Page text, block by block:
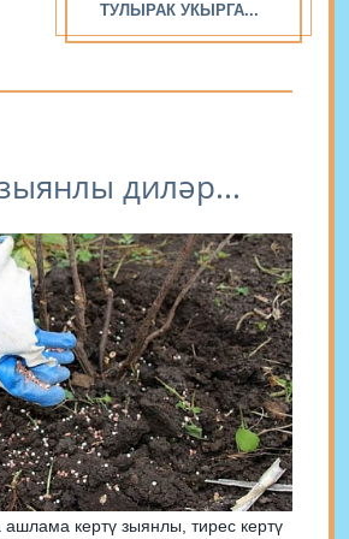
ТУЛЫРАК УКЫРГА...
диләр...
кертү зыянлы, тирес кертү